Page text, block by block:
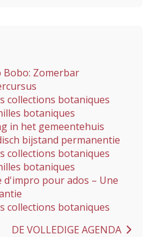
Bobo: Zomerbar
collections botaniques
botaniques
in het gemeentehuis
bijstand permanentie
collections botaniques
botaniques
d'impro pour ados – Une
collections botaniques
DE VOLLEDIGE AGENDA